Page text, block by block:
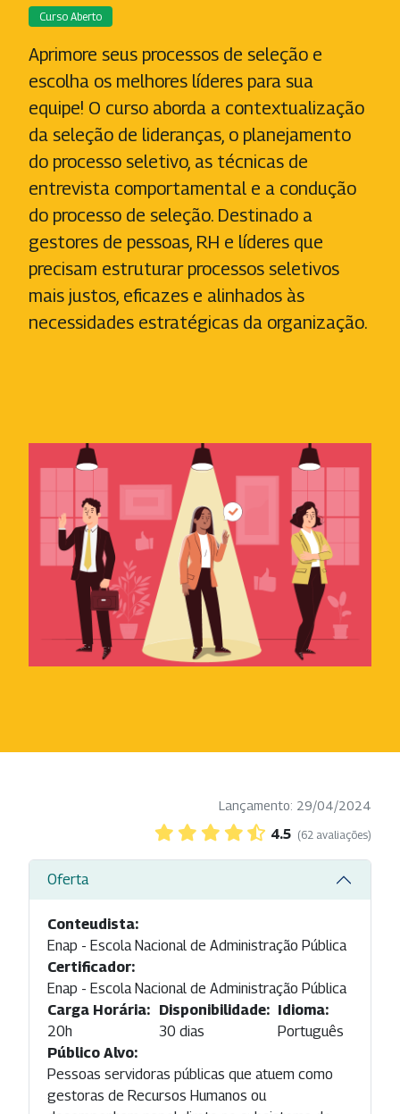
Curso Aberto
Aprimore seus processos de seleção e
escolha os melhores líderes para sua
equipe! O curso aborda a contextualização
da seleção de lideranças, o planejamento
do processo seletivo, as técnicas de
entrevista comportamental e a condução
do processo de seleção. Destinado a
gestores de pessoas, RH e líderes que
precisam estruturar processos seletivos
mais justos, eficazes e alinhados às
necessidades estratégicas da organização.
Lançamento: 29/04/2024
4.5 (62 avaliações)
Oferta
Conteudista:
Enap - Escola Nacional de Administração Pública
Certificador:
Enap - Escola Nacional de Administração Pública
Carga Horária:
20h
Disponibilidade:
30 dias
Idioma:
Português
Público Alvo:
Pessoas servidoras públicas que atuem como
gestoras de Recursos Humanos ou